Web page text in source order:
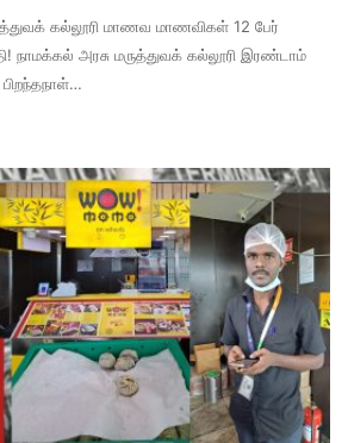
கல்லூரி மாணவ மாணவிகள் 12 பேர்
நாமக்கல் அரசு மருத்துவக் கல்லூரி இரண்டாம்